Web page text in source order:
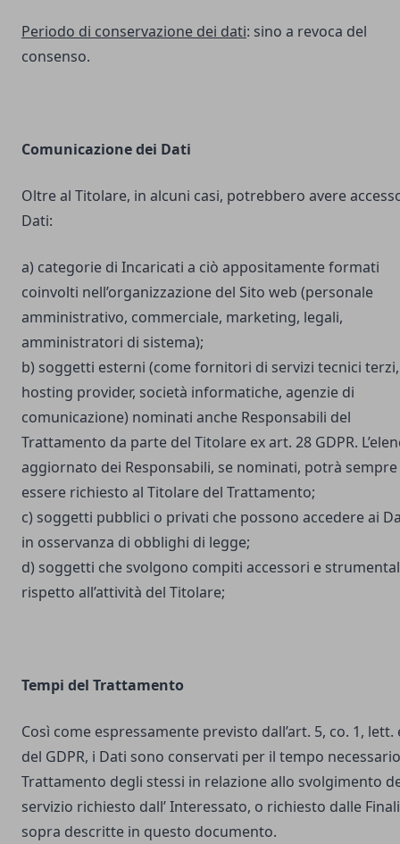
Periodo di conservazione dei dati: sino a revoca del
consenso.
Comunicazione dei Dati
Oltre al Titolare, in alcuni casi, potrebbero avere
Dati:
a) categorie di Incaricati a ciò appositamente formati
coinvolti nell’organizzazione del Sito web (personale
amministrativo, commerciale, marketing, legali,
amministratori di sistema);
b) soggetti esterni (come fornitori di servizi tecnici terzi,
hosting provider, società informatiche, agenzie di
comunicazione) nominati anche Responsabili del
Trattamento da parte del Titolare ex art. 28 GDPR.
aggiornato dei Responsabili, se nominati, potrà sempre
essere richiesto al Titolare del Trattamento;
c) soggetti pubblici o privati che possono accedere ai
in osservanza di obblighi di legge;
d) soggetti che svolgono compiti accessori e
rispetto all’attività del Titolare;
Tempi del Trattamento
Così come espressamente previsto dall’art. 5, co. 1, lett.
del GDPR, i Dati sono conservati per il tempo
Trattamento degli stessi in relazione allo svolgimento
servizio richiesto dall’ Interessato, o richiesto dalle
sopra descritte in questo documento.